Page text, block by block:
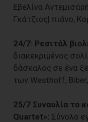
Εβελίνα
Γκάτζιος| πιάνο,
24/7: Ρεσιτάλ
διακεκριμένος
δάσκαλος σε ένα
των Westhoff,
25/7 Συναυλία το
Quartet»: Σύνολο